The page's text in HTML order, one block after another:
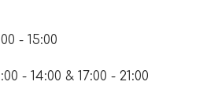
- 15:00
14:00 & 17:00 - 21:00